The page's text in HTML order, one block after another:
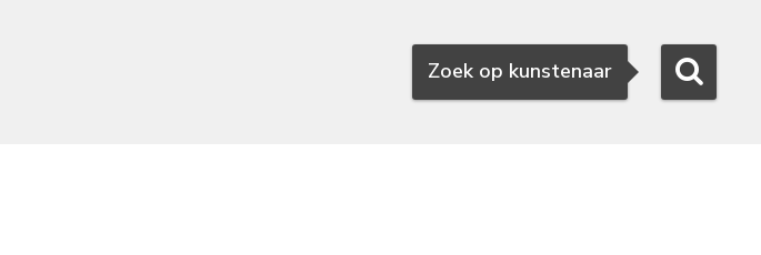
Zoeken
Zoek op kunstenaar